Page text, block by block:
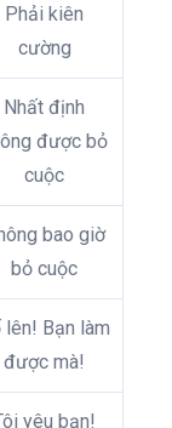
Phải kiên
cường
Nhất định
được bỏ
cuộc
bao giờ
bỏ cuộc
lên! Bạn làm
được mà!
yêu bạn!